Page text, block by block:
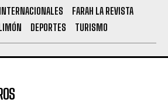
INTERNACIONALES
FARAH LA REVISTA
DEPORTES TURISMO